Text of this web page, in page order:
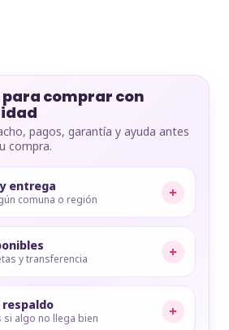
comprar con
pagos, garantía y ayuda antes
compra.
entrega
comuna o región +
y transferencia +
si algo no llega bien +